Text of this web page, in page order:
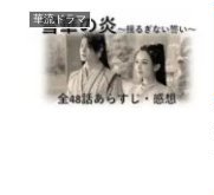
華流ドラマ